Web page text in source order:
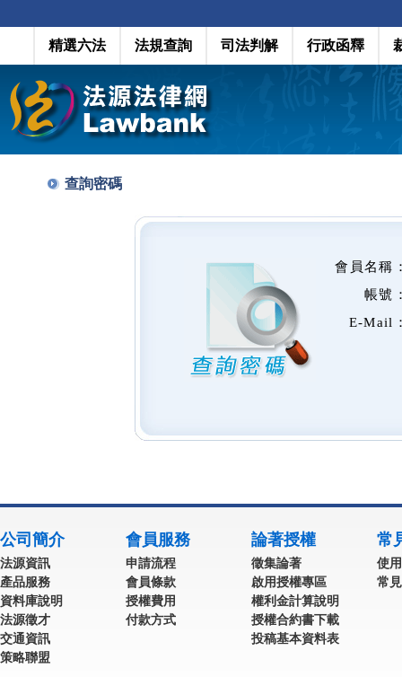
精選六法 法規查詢 司法判解 行政函釋
查詢密碼
會員名稱
帳號
E-Mail
公司簡介
法源資訊
產品服務
資料庫說明
法源徵才
交通資訊
策略聯盟
會員服務
申請流程
會員條款
授權費用
付款方式
論著授權
徵集論著
啟用授權專區
權利金計算說明
授權合約書下載
投稿基本資料表
常
使
常